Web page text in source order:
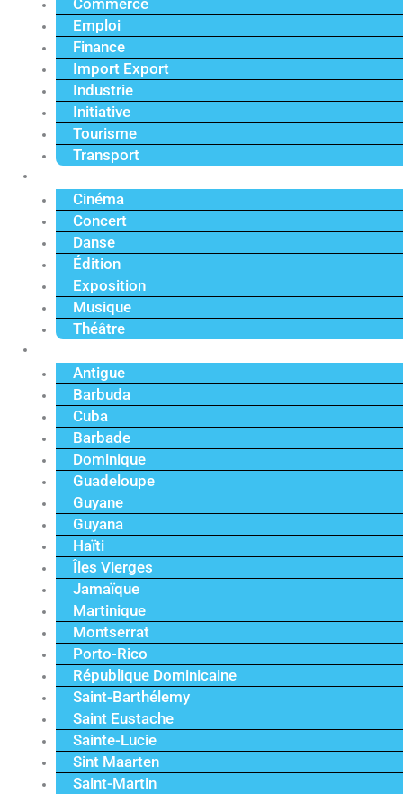
Commerce
Emploi
Finance
Import Export
Industrie
Initiative
Tourisme
Transport
Cinéma
Concert
Danse
Édition
Exposition
Musique
Théâtre
Antigue
Barbuda
Cuba
Barbade
Dominique
Guadeloupe
Guyane
Guyana
Haïti
Îles Vierges
Jamaïque
Martinique
Montserrat
Porto-Rico
République Dominicaine
Saint-Barthélemy
Saint Eustache
Sainte-Lucie
Sint Maarten
Saint-Martin